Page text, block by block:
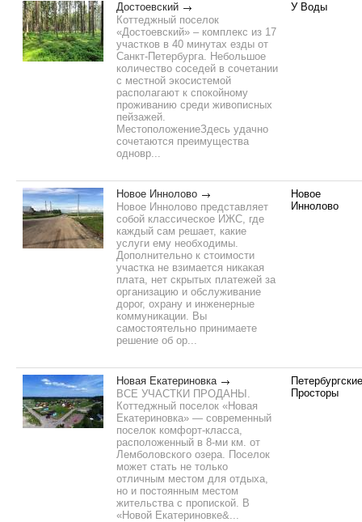
Достоевский
Коттеджный поселок
«Достоевский» – комплекс из 17
участков в 40 минутах езды от
Санкт-Петербурга. Небольшое
количество соседей в сочетании
с местной экосистемой
располагают к спокойному
проживанию среди живописных
пейзажей.
МестоположениеЗдесь удачно
сочетаются преимущества
одновр...
У Воды
Новое Иннолово
Новое Иннолово представляет
собой классическое ИЖС, где
каждый сам решает, какие
услуги ему необходимы.
Дополнительно к стоимости
участка не взимается никакая
плата, нет скрытых платежей за
организацию и обслуживание
дорог, охрану и инженерные
коммуникации. Вы
самостоятельно принимаете
решение об ор...
Новое
Иннолово
Новая Екатериновка
ВСЕ УЧАСТКИ ПРОДАНЫ.
Коттеджный поселок «Новая
Екатериновка» — современный
поселок комфорт-класса,
расположенный в 8-ми км. от
Лемболовского озера. Поселок
может стать не только
отличным местом для отдыха,
но и постоянным местом
жительства с пропиской. В
«Новой Екатериновке&...
Петербургские
Просторы